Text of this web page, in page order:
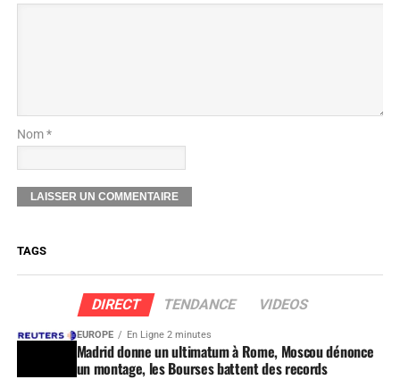
Nom *
TAGS
DIRECT TENDANCE VIDEOS
EUROPE En Ligne 2 minutes
Madrid donne un ultimatum à Rome, Moscou dénonce
un montage, les Bourses battent des records